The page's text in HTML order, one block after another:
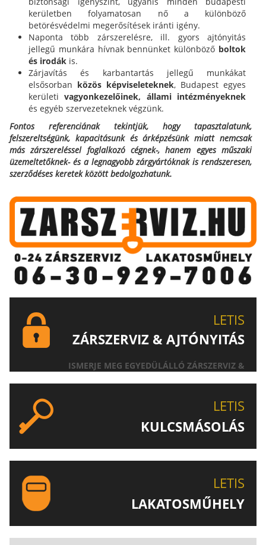
kerületben folyamatosan nő a különböző
betörésvédelmi megerősítések iránti igény.
Naponta több zárszerelésre, ill. gyors ajtónyitás
jellegű munkára hívnak bennünket különböző boltok
és irodák is.
Zárjavítás és karbantartás jellegű munkákat
elsősorban közös képviseleteknek, Budapest egyes
kerületivagyonkezelőinek, állami intézményeknek
és egyéb szervezeteknek végzünk.
Fontos referenciának tekintjük, hogy tapasztalatunk,
felszereltségünk, kapacitásunk és árképzésünk miatt nemcsak
más zárszereléssel foglalkozó cégnek-, hanem egyes műszaki
üzemeltetőknek- és a legnagyobb zárgyártóknak is rendszeresen,
szerződéses keretek között bedolgozhatunk.
LETIS
ZÁRSZERVIZ & AJTÓNYITÁS
ISMERJE MEG EGYEDÜLÁLLÓ ZÁRSZERVIZ &
LETIS
KULCSMÁSOLÁS
LETIS
LAKATOSMŰHELY